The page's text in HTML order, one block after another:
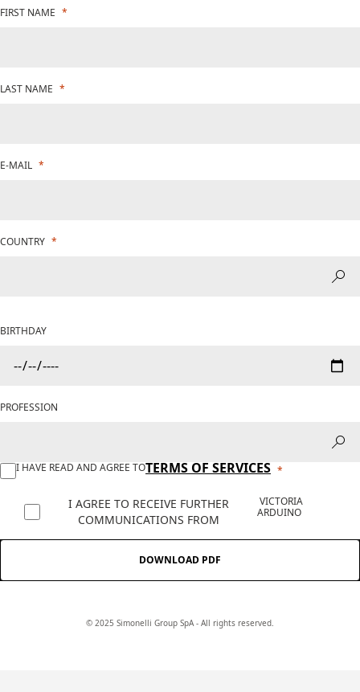
FIRST NAME
LAST NAME
E-MAIL
COUNTRY
BIRTHDAY
PROFESSION
I HAVE READ AND AGREE TOTERMS OF SERVICES
I AGREE TO RECEIVE FURTHER
COMMUNICATIONS FROM
VICTORIA
ARDUINO
DOWNLOAD PDF
© 2025 Simonelli Group SpA - All rights reserved.